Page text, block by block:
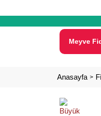
Meyve
Anasayfa